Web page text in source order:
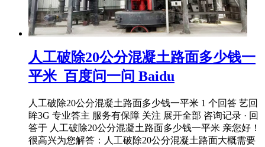
人工破除20公分混凝土路面多少钱一
平米_百度问一问 Baidu
人工破除20公分混凝土路面多少钱一平米 1 个回答 艺回
眸3G 专业答主 服务有保障 关注 展开全部 咨询记录 · 回
答于 人工破除20公分混凝土路面多少钱一平米 亲您好！
很高兴为您解答：人工破除20公分混凝土路面大概需要